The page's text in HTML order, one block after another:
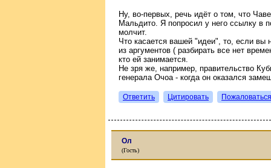
Ну, во-первых, речь идёт о том, что
Мальдито. Я попросил у него ссылку в
молчит.
Что касается вашей "идеи", то, если вы
из аргументов ( разбирать все нет
кто ей занимается.
Не зря же, например, правительство
генерала Очоа - когда он оказался
Ответить Цитировать Пожаловаться
Ол
(Гость)